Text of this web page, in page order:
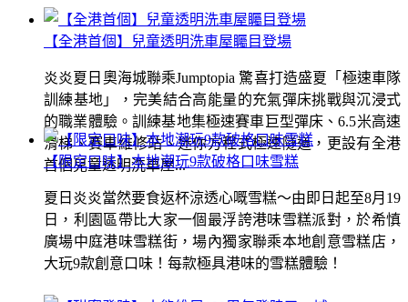
【全港首個】兒童透明洗車屋矚目登場
炎炎夏日奧海城聯乘Jumptopia 驚喜打造盛夏「極速車隊
訓練基地」，完美結合高能量的充氣彈床挑戰與沉浸式
的職業體驗。訓練基地集極速賽車巨型彈床、6.5米高速
滑梯、賽車維修站、迷你方程式極速隧道，更設有全港
首個兒童透明洗車屋...
【限定口味】本地潮玩9款破格口味雪糕
夏日炎炎當然要食返杯涼透心嘅雪糕～由即日起至8月19
日，利園區帶比大家一個最浮誇港味雪糕派對，於希慎
廣場中庭港味雪糕街，場內獨家聯乘本地創意雪糕店，
大玩9款創意口味！每款極具港味的雪糕體驗！